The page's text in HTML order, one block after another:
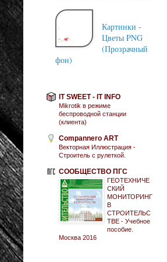
Картинки -
Цветы PNG
(Прозрачный
фон)
IT SWEET - IT INFO
Mikrotik в режиме
беспроводной станции
(клиента)
Compannero ART
Векторная Иллюстрация -
Строитель с рулеткой.
СООБЩЕСТВО ПГС
ГЕОТЕХНИЧЕ
СКИЙ
МОНИТОРИНГ
В
СТРОИТЕЛЬС
ТВЕ - Учебное
пособие.
Москва 2016